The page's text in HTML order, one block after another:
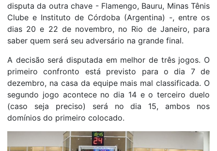
disputa da outra chave - Flamengo, Bauru, Minas Tênis
Clube e Instituto de Córdoba (Argentina) -, entre os
dias 20 e 22 de novembro, no Rio de Janeiro, para
saber quem será seu adversário na grande final.
A decisão será disputada em melhor de três jogos. O
primeiro confronto está previsto para o dia 7 de
dezembro, na casa da equipe mais mal classificada. O
segundo jogo acontece no dia 14 e o terceiro duelo
(caso seja preciso) será no dia 15, ambos nos
domínios do primeiro colocado.